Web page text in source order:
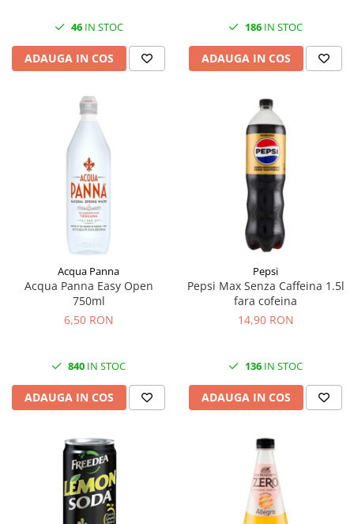
46IN STOC
ADAUGA IN COS
186 IN STOC
ADAUGA IN COS
Acqua Panna
Acqua Panna Easy Open
750ml
6,50 RON
840 IN STOC
ADAUGA IN COS
Pepsi
Pepsi Max Senza Caffeina 1.5l
fara cofeina
14,90 RON
136 IN STOC
ADAUGA IN COS